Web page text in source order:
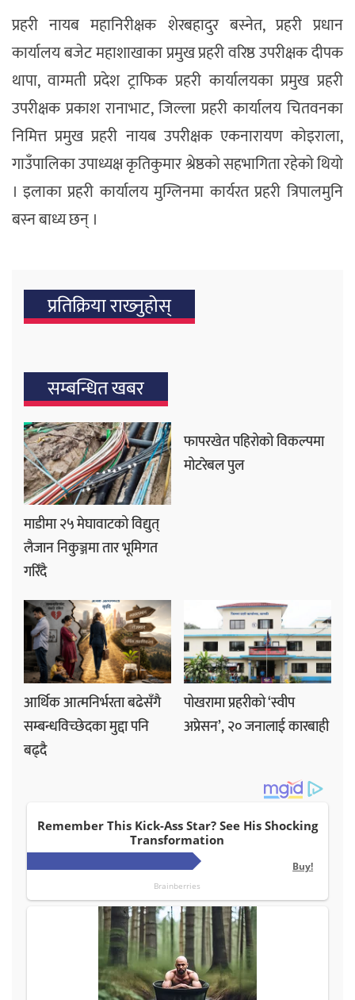
प्रहरी नायब महानिरीक्षक शेरबहादुर बस्नेत, प्रहरी प्रधान
कार्यालय बजेट महाशाखाका प्रमुख प्रहरी वरिष्ठ उपरीक्षक दीपक
थापा, वाग्मती प्रदेश ट्राफिक प्रहरी कार्यालयका प्रमुख प्रहरी
उपरीक्षक प्रकाश रानाभाट, जिल्ला प्रहरी कार्यालय चितवनका
निमित्त प्रमुख प्रहरी नायब उपरीक्षक एकनारायण कोइराला,
गाउँपालिका उपाध्यक्ष कृतिकुमार श्रेष्ठको सहभागिता रहेको थियो
। इलाका प्रहरी कार्यालय मुग्लिनमा कार्यरत प्रहरी त्रिपालमुनि
बस्न बाध्य छन् ।
प्रतिक्रिया राख्‍नुहोस्
सम्बन्धित खबर
माडीमा २५ मेघावाटको विद्युत्
लैजान निकुञ्जमा तार भूमिगत
गरिँदै
फापरखेत पहिरोको विकल्पमा
मोटरेबल पुल
आर्थिक आत्मनिर्भरता बढेसँगै
सम्बन्धविच्छेदका मुद्दा पनि
बढ्दै
पोखरामा प्रहरीको ‘स्वीप
अप्रेसन’, २० जनालाई कारबाही